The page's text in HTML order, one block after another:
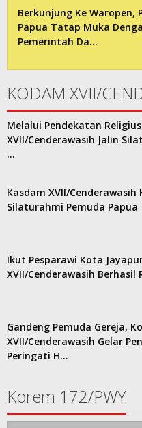
Berkunjung Ke Waropen,
Papua Tatap Muka
Pemerintah Da…
KODAM XVII/
Melalui Pendekatan
XVII/Cenderawasih Jalin
…
Kasdam XVII/Cenderawasih
Silaturahmi Pemuda Papua
Ikut Pesparawi Kota
XVII/Cenderawasih Berhasil
Gandeng Pemuda Gereja,
XVII/Cenderawasih Gelar
Peringati H…
Korem 172/PWY